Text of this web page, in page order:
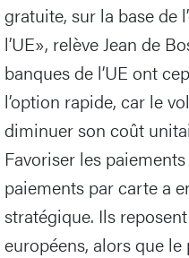
gratuite, sur la base de
l’UE», relève Jean de
banques de l’UE ont
l’option rapide, car le
diminuer son coût
Favoriser les
paiements par carte a
stratégique. Ils
européens, alors que